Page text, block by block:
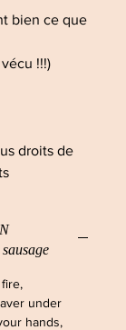
bien ce que
!!!)
droits de
under
hands,